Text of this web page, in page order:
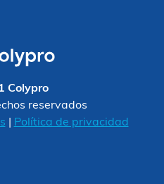
Colypro
reservados
Política de privacidad